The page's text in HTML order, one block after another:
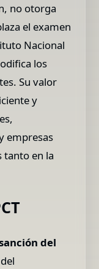
no otorga
el examen
Nacional
los
Su valor
y
empresas
tanto en la
del